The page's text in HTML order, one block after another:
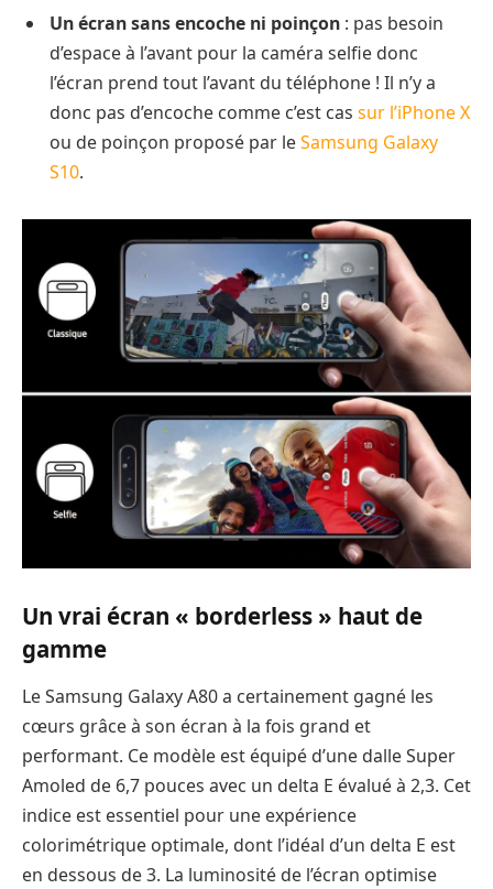
Un écran sans encoche ni poinçon : pas besoin
d’espace à l’avant pour la caméra selfie donc
l’écran prend tout l’avant du téléphone ! Il n’y a
donc pas d’encoche comme c’est cas sur l’iPhone X
ou de poinçon proposé par leSamsung Galaxy
S10.
Un vrai écran « borderless » haut de
gamme
Le Samsung Galaxy A80 a certainement gagné les
cœurs grâce à son écran à la fois grand et
performant. Ce modèle est équipé d’une dalle Super
Amoled de 6,7 pouces avec un delta E évalué à 2,3. Cet
indice est essentiel pour une expérience
colorimétrique optimale, dont l’idéal d’un delta E est
en dessous de 3. La luminosité de l’écran optimise